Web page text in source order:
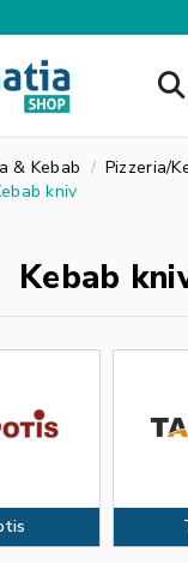
& Kebab
Pizzeria/
kniv
Kebab